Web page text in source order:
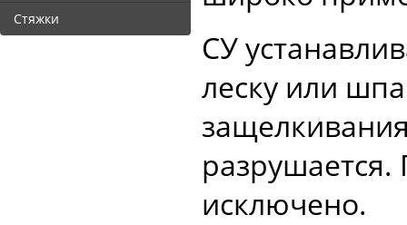
Стяжки
СУ
леску или
исключено.